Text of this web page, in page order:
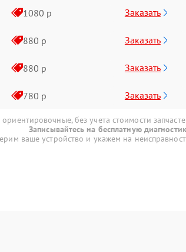
1080 р Заказать
880 р Заказать
880 р Заказать
780 р Заказать
без учета стоимости
Записывайтесь на бесплатную
ваше устройство и укажем на